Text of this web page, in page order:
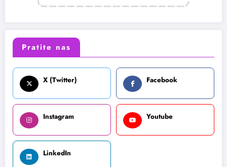
Pratite nas
X (Twitter) Facebook
Instagram Youtube
LinkedIn